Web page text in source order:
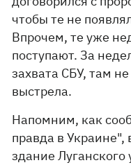
чтобы те не
Впрочем, те уже
поступают. За
захвата СБУ, там
выстрела.
Напомним, как
правда в Украине",
здание